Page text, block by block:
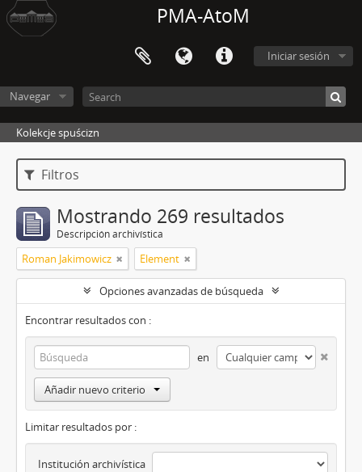
PMA-AtoM
Iniciar sesión
Navegar
Kolekcje spuścizn
Filtros
Mostrando 269 resultados
Descripción archivística
Roman Jakimowicz Element
Opciones avanzadas de búsqueda
Encontrar resultados con :
en
Añadir nuevo criterio
Limitar resultados por :
Institución archivística